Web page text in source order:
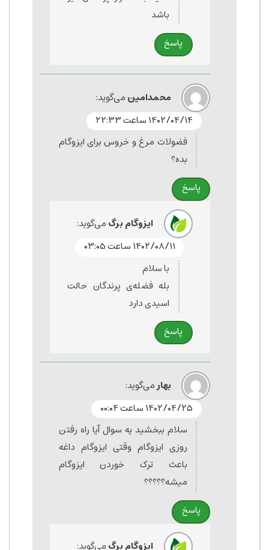
باشد
پاسخ
محمدامینمی‌گوید:
۱۴۰۲/۰۴/۱۴ ساعت ۲۲:۳۳
فضولات مرغ و خروس برای ایزوگام
بده؟
پاسخ
ایزوگام برگمی‌گوید:
۱۴۰۲/۰۸/۱۱ ساعت ۰۳:۰۵
با سلام
بله فضله‌ی پرندگان حالت
اسیدی دارد
پاسخ
بهارمی‌گوید:
۱۴۰۲/۰۴/۲۵ ساعت ۰۰:۰۴
سلام ببخشید یه سوال آیا راه رفتن
روزی ایزوگام وقتی ایزوگام داغه
باعث ترک خوردن ایزوگام
میشه؟؟؟؟؟
پاسخ
ایزوگام برگمی‌گوید: